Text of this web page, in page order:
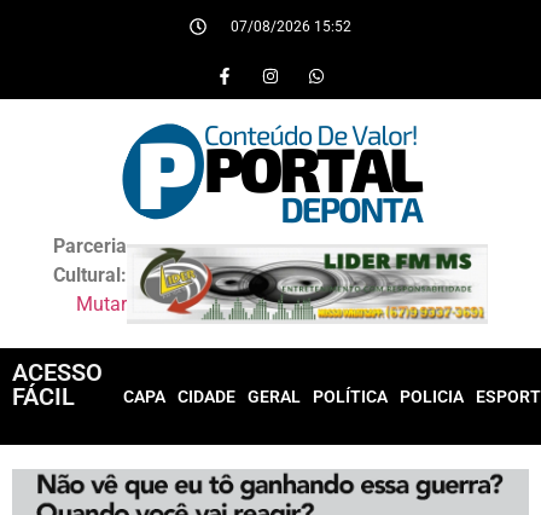
07/08/2026 15:52
Parceria
Cultural:
Mutar
ACESSO
FÁCIL
CAPA CIDADE GERAL POLÍTICA POLICIA